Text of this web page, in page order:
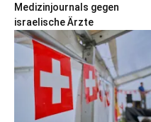
Medizinjournals gegen
israelische Ärzte